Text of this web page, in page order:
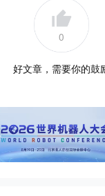
0
好文章，需要你的鼓